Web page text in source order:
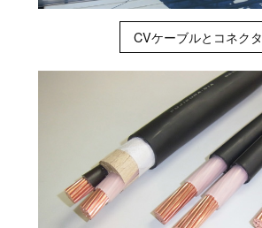
CVケーブルとコネクタ